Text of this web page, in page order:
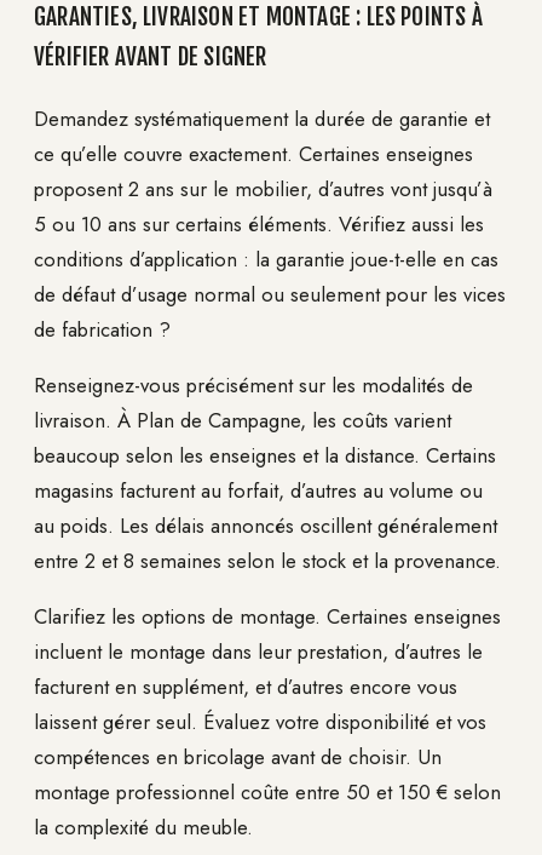
GARANTIES, LIVRAISON ET MONTAGE : LES POINTS À
VÉRIFIER AVANT DE SIGNER
Demandez systématiquement la durée de garantie et
ce qu’elle couvre exactement. Certaines enseignes
proposent 2 ans sur le mobilier, d’autres vont jusqu’à
5 ou 10 ans sur certains éléments. Vérifiez aussi les
conditions d’application : la garantie joue-t-elle en cas
de défaut d’usage normal ou seulement pour les vices
de fabrication ?
Renseignez-vous précisément sur les modalités de
livraison. À Plan de Campagne, les coûts varient
beaucoup selon les enseignes et la distance. Certains
magasins facturent au forfait, d’autres au volume ou
au poids. Les délais annoncés oscillent généralement
entre 2 et 8 semaines selon le stock et la provenance.
Clarifiez les options de montage. Certaines enseignes
incluent le montage dans leur prestation, d’autres le
facturent en supplément, et d’autres encore vous
laissent gérer seul. Évaluez votre disponibilité et vos
compétences en bricolage avant de choisir. Un
montage professionnel coûte entre 50 et 150 € selon
la complexité du meuble.